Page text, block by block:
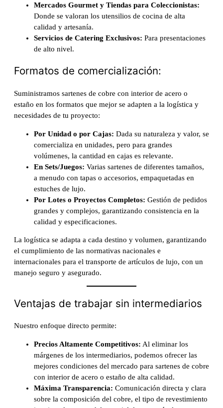
Mercados Gourmet y Tiendas para Coleccionistas:
Donde se valoran los utensilios de cocina de alta
calidad y artesanía.
Servicios de Catering Exclusivos: Para presentaciones
de alto nivel.
Formatos de comercialización:
Suministramos sartenes de cobre con interior de acero o
estaño en los formatos que mejor se adapten a la logística y
necesidades de tu proyecto:
Por Unidad o por Cajas: Dada su naturaleza y valor, se
comercializa en unidades, pero para grandes
volúmenes, la cantidad en cajas es relevante.
En Sets/Juegos: Varias sartenes de diferentes tamaños,
a menudo con tapas o accesorios, empaquetadas en
estuches de lujo.
Por Lotes o Proyectos Completos: Gestión de pedidos
grandes y complejos, garantizando consistencia en la
calidad y especificaciones.
La logística se adapta a cada destino y volumen, garantizando
el cumplimiento de las normativas nacionales e
internacionales para el transporte de artículos de lujo, con un
manejo seguro y asegurado.
Ventajas de trabajar sin intermediarios
Nuestro enfoque directo permite:
Precios Altamente Competitivos: Al eliminar los
márgenes de los intermediarios, podemos ofrecer las
mejores condiciones del mercado para sartenes de cobre
con interior de acero o estaño de alta calidad.
Máxima Transparencia: Comunicación directa y clara
sobre la composición del cobre, el tipo de revestimiento